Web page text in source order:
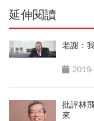
延伸閱讀
老謝：
批評林
來